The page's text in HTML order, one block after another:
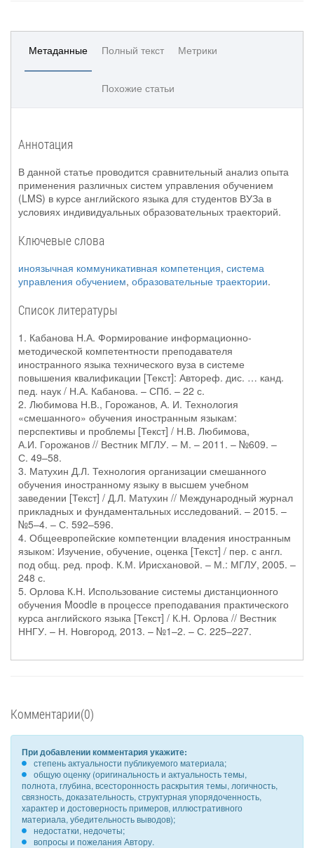
Метаданные Полный текст Метрики
Похожие статьи
Аннотация
В данной статье проводится сравнительный анализ опыта
применения различных систем управления обучением
(LMS) в курсе английского языка для студентов ВУЗа в
условиях индивидуальных образовательных траекторий.
Ключевые слова
иноязычная коммуникативная компетенция, система
управления обучением, образовательные траектории.
Список литературы
1. Кабанова Н.А. Формирование информационно-
методической компетентности преподавателя
иностранного языка технического вуза в системе
повышения квалификации [Текст]: Автореф. дис. … канд.
пед. наук / Н.А. Кабанова. – СПб. – 22 с.
2. Любимова Н.В., Горожанов, А. И. Технология
«смешанного» обучения иностранным языкам:
перспективы и проблемы [Текст] / Н.В. Любимова,
А.И. Горожанов // Вестник МГЛУ. – М. – 2011. – №609. –
С. 49–58.
3. Матухин Д.Л. Технология организации смешанного
обучения иностранному языку в высшем учебном
заведении [Текст] / Д.Л. Матухин // Международный журнал
прикладных и фундаментальных исследований. – 2015. –
№5–4. – С. 592–596.
4. Общеевропейские компетенции владения иностранным
языком: Изучение, обучение, оценка [Текст] / пер. с англ.
под общ. ред. проф. К.М. Ирисхановой. – М.: МГЛУ, 2005. –
248 с.
5. Орлова К.Н. Использование системы дистанционного
обучения Moodle в процессе преподавания практического
курса английского языка [Текст] / К.Н. Орлова // Вестник
ННГУ. – Н. Новгород, 2013. – №1–2. – С. 225–227.
Комментарии(0)
При добавлении комментария укажите:
степень актуальности публикуемого материала;
общую оценку (оригинальность и актуальность темы,
полнота, глубина, всесторонность раскрытия темы, логичность,
связность, доказательность, структурная упорядоченность,
характер и достоверность примеров, иллюстративного
материала, убедительность выводов);
недостатки, недочеты;
вопросы и пожелания Автору.